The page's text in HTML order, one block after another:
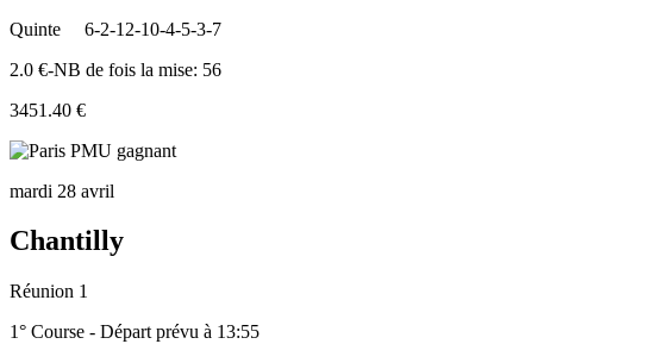
Quinte
6-2-12-10-4-5-3-7
2.0 €-NB de fois la mise: 56
3451.40 €
mardi 28 avril
Chantilly
Réunion 1
1° Course - Départ prévu à 13:55